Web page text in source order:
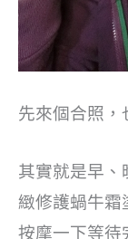
先來個合照，
其實就是早、
緻修護蝸牛霜
按摩一下等待